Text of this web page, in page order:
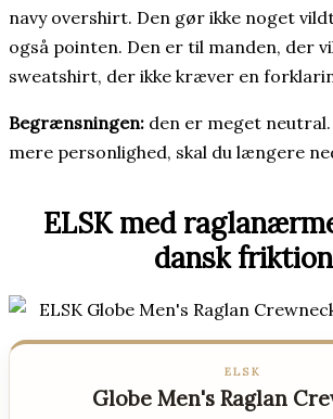
navy overshirt. Den gør ikke noget
også pointen. Den er til manden, der
sweatshirt, der ikke kræver en
Begrænsningen: den er meget
mere personlighed, skal du længere
ELSK med
dansk friktion
ELSK
Globe Men's Raglan